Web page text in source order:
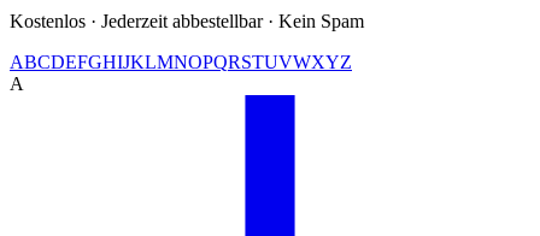
Kostenlos · Jederzeit abbestellbar · Kein Spam
ABCDEFGHIJKLMNOPQRSTUVWXYZ
A